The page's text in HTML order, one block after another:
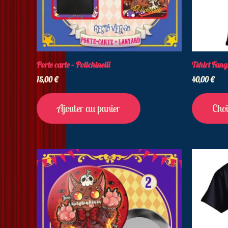
Porte carte – Polichinelli
15,00€
Ajouter au panier
Tshirt
40,00€